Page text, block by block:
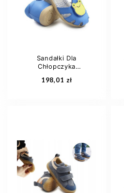
Dodaj do koszyka
Sandałki Dla
Chłopczyka
198,01 zł
20 21